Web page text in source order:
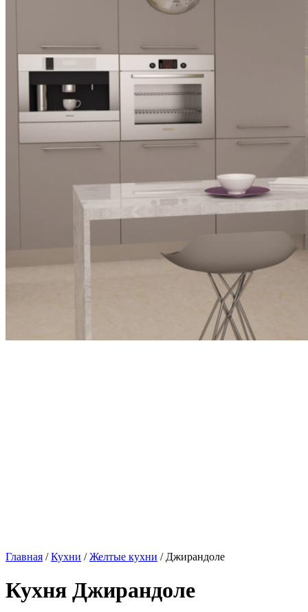
Главная /Кухни /Желтые кухни / Джирандоле
Кухня Джирандоле